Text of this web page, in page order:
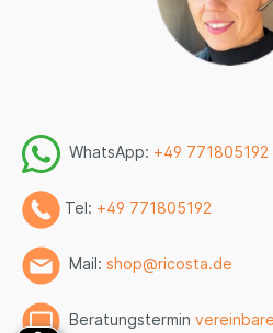
WhatsApp: +49 771805192
Tel: +49 771805192
Mail: shop@ricosta.de
Beratungstermin